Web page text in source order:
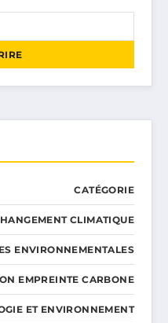
CATÉGORIE
CLIMATIQUE
ENVIRONNEMENTALES
EMPREINTE CARBONE
ET ENVIRONNEMENT